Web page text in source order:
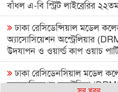
বাঁধল এ-বি স্ট্রিট লাইব্রেরির
ঢাকা রেসিডেন্সিয়াল মডেল
অ্যাসোসিয়েশন অস্ট্রেলিয়ার
উদযাপন ও ওয়ার্ল্ড কাপ ওয়াচ
ঢাকা রেসিডেনসিয়াল মডেল
অ্যাসোসিয়েশন অস্ট্রেলিয়া
সব খবর